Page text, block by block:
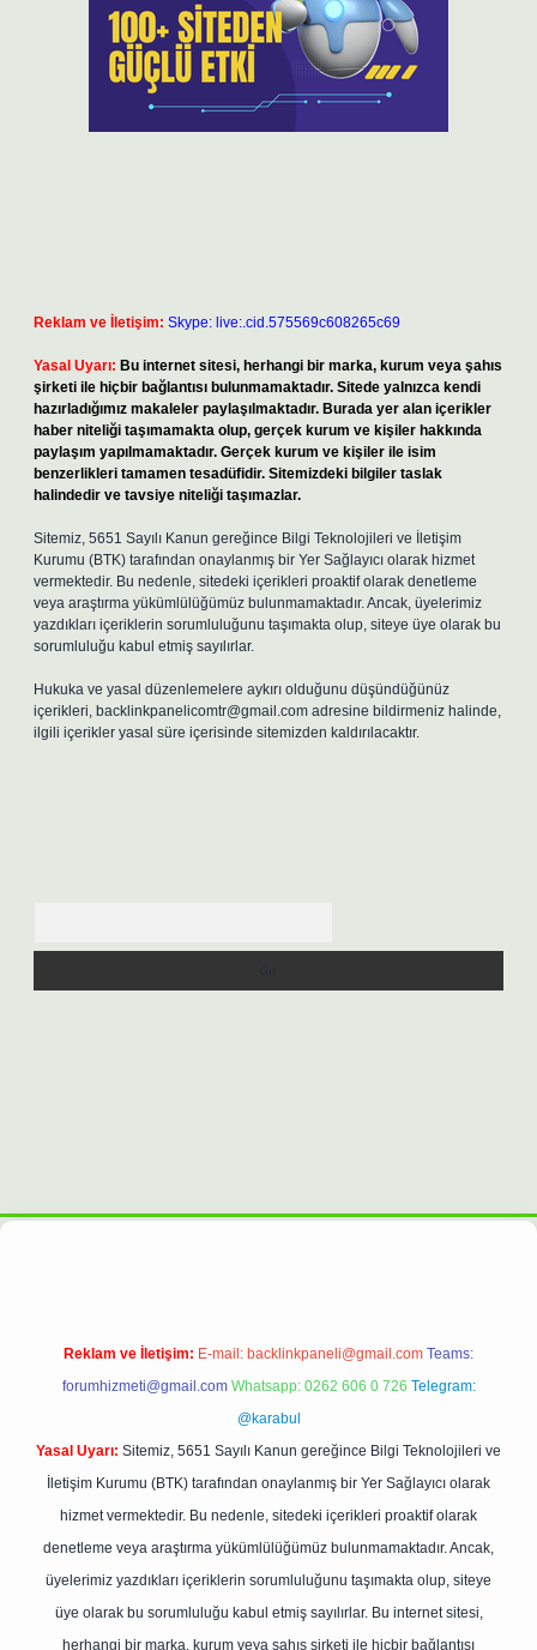
Reklam ve İletişim: Skype: live:.cid.575569c608265c69
Yasal Uyarı: Bu internet sitesi, herhangi bir marka, kurum veya şahıs
şirketi ile hiçbir bağlantısı bulunmamaktadır. Sitede yalnızca kendi
hazırladığımız makaleler paylaşılmaktadır. Burada yer alan içerikler
haber niteliği taşımamakta olup, gerçek kurum ve kişiler hakkında
paylaşım yapılmamaktadır. Gerçek kurum ve kişiler ile isim
benzerlikleri tamamen tesadüfidir. Sitemizdeki bilgiler taslak
halindedir ve tavsiye niteliği taşımazlar.
Sitemiz, 5651 Sayılı Kanun gereğince Bilgi Teknolojileri ve İletişim
Kurumu (BTK) tarafından onaylanmış bir Yer Sağlayıcı olarak hizmet
vermektedir. Bu nedenle, sitedeki içerikleri proaktif olarak denetleme
veya araştırma yükümlülüğümüz bulunmamaktadır. Ancak, üyelerimiz
yazdıkları içeriklerin sorumluluğunu taşımakta olup, siteye üye olarak bu
sorumluluğu kabul etmiş sayılırlar.
Hukuka ve yasal düzenlemelere aykırı olduğunu düşündüğünüz
içerikleri, backlinkpanelicomtr@gmail.com adresine bildirmeniz halinde,
ilgili içerikler yasal süre içerisinde sitemizden kaldırılacaktır.
casinohttps://betexpergiris.casino/betexpergir.net
Reklam ve İletişim: E-mail: backlinkpaneli@gmail.com Teams:
forumhizmeti@gmail.com Whatsapp: 0262 606 0 726 Telegram:
@karabul
Yasal Uyarı: Sitemiz, 5651 Sayılı Kanun gereğince Bilgi Teknolojileri ve
İletişim Kurumu (BTK) tarafından onaylanmış bir Yer Sağlayıcı olarak
hizmet vermektedir. Bu nedenle, sitedeki içerikleri proaktif olarak
denetleme veya araştırma yükümlülüğümüz bulunmamaktadır. Ancak,
üyelerimiz yazdıkları içeriklerin sorumluluğunu taşımakta olup, siteye
üye olarak bu sorumluluğu kabul etmiş sayılırlar. Bu internet sitesi,
herhangi bir marka, kurum veya şahıs şirketi ile hiçbir bağlantısı